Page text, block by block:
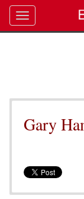
Gary
Toggle
navigation